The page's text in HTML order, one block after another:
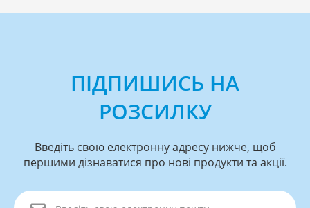
ПІДПИШИСЬ НА
РОЗСИЛКУ
Введіть свою електронну адресу нижче, щоб
першими дізнаватися про нові продукти та акції.